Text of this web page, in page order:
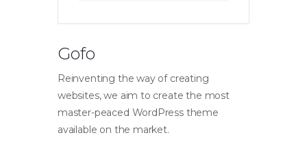
Gofo
Reinventing the way of creating
websites, we aim to create the most
master-peaced WordPress theme
available on the market.